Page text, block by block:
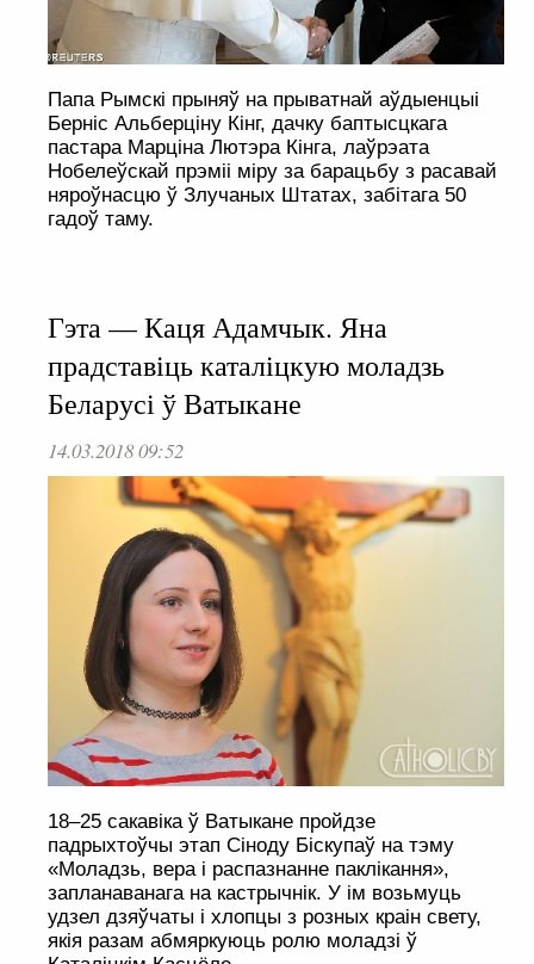
Папа Рымскі прыняў на прыватнай аўдыенцыі
Берніс Альберціну Кінг, дачку баптысцкага
пастара Марціна Лютэра Кінга, лаўрэата
Нобелеўскай прэміі міру за барацьбу з расавай
няроўнасцю ў Злучаных Штатах, забітага 50
гадоў таму.
Гэта — Каця Адамчык. Яна
прадставіць каталіцкую моладзь
Беларусі ў Ватыкане
14.03.2018 09:52
18–25 сакавіка ў Ватыкане пройдзе
падрыхтоўчы этап Сіноду Біскупаў на тэму
«Моладзь, вера і распазнанне паклікання»,
запланаванага на кастрычнік. У ім возьмуць
удзел дзяўчаты і хлопцы з розных краін свету,
якія разам абмяркуюць ролю моладзі ў